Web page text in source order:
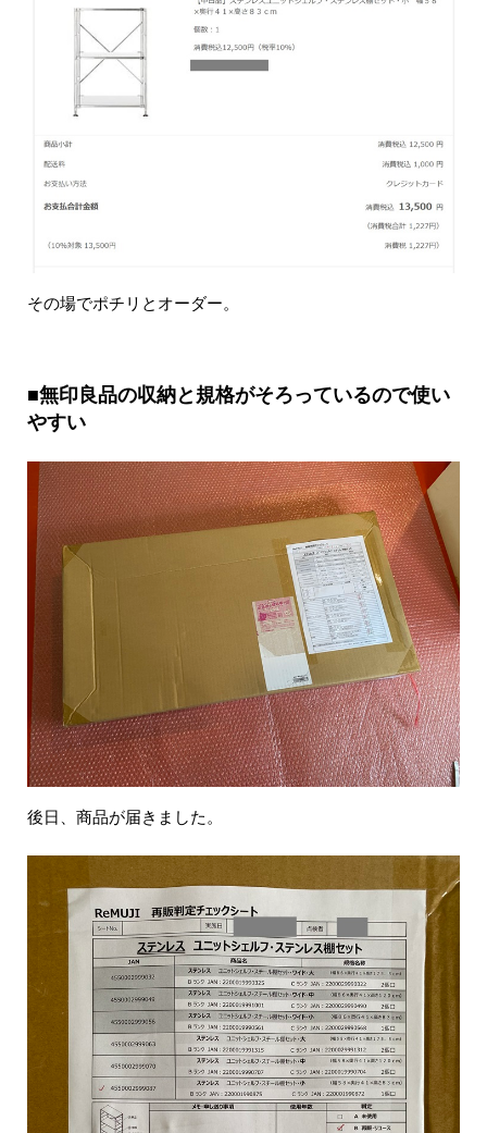
その場でポチリとオーダー。
■無印良品の収納と規格がそろっているので使い
やすい
後日、商品が届きました。